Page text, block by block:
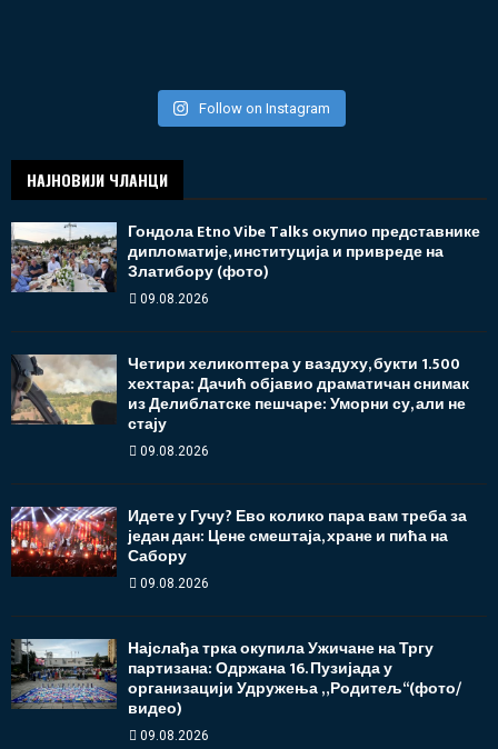
Follow on Instagram
НАЈНОВИЈИ ЧЛАНЦИ
Гондола Etno Vibe Talks окупио представнике
дипломатије, институција и привреде на
Златибору (фото)
09.08.2026
Четири хеликоптера у ваздуху, букти 1.500
хехтара: Дачић објавио драматичан снимак
из Делиблатске пешчаре: Уморни су, али не
стају
09.08.2026
Идете у Гучу? Ево колико пара вам треба за
један дан: Цене смештаја, хране и пића на
Сабору
09.08.2026
Најслађа трка окупила Ужичане на Тргу
партизана: Одржана 16. Пузијада у
организацији Удружења „Родитељ“(фото/
видео)
09.08.2026